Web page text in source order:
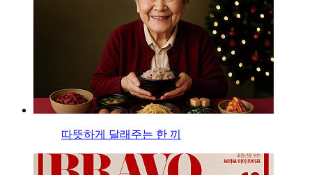
따뜻하게 달래주는 한 끼